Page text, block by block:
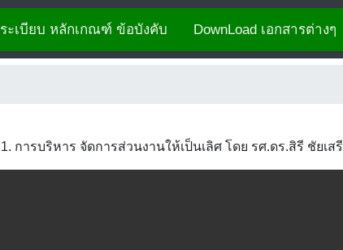
DownLoad เอกสารต่างๆ
ระเบียบ หลักเกณฑ์ ข้อบังคับ
1. การบริหาร จัดการส่วนงานให้เป็นเลิศ โดย รศ.ดร.สิรี ชัยเสรี